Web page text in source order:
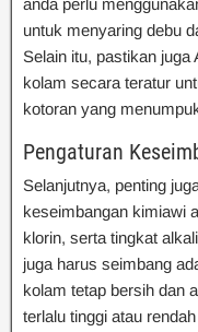
anda perlu
untuk menyaring debu
Selain itu, pastikan
kolam secara teratur
kotoran yang
Pengaturan
Selanjutnya, penting
keseimbangan kimiawi
klorin, serta tingkat
juga harus seimbang
kolam tetap bersih dan
terlalu tinggi atau